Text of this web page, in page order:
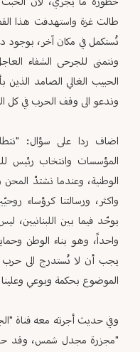
طالت غزة واستهدفت هذا
تُستكمل في مكان آخر، بوجود
ونتمنى للجرحى الشفاء
الحبيب الغالي الصامد
وندعو الى وقف الحرب في كل
اضاف ردا على سؤال: "نتطلع
المؤسسات وانتخاب رئيس
الوطنية، وعندما تشتدّ المحن
واكثر، ورسالتنا كرؤساء
يوحّد فيما بين
واحداً، وهو بناء الوطن
يجب أن لا نُستدرج الى
الموضوع بحكمة وبوعي
وفي حديث أجرته معه قناة
"مجزرة مجدل شمس، وقد